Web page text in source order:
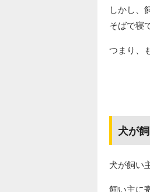
しかし、
そばで寝
つまり、
犬が
犬が飼い
飼い主に